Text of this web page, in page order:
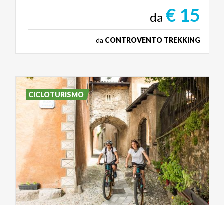
da € 15
da CONTROVENTO TREKKING
CICLOTURISMO